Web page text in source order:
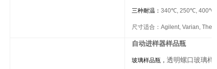
三种耐温：340℃, 250℃, 400℃
尺寸适合：Agilent, Varian,
自动进样器样品瓶
玻璃样品瓶 ，透明螺口玻璃样